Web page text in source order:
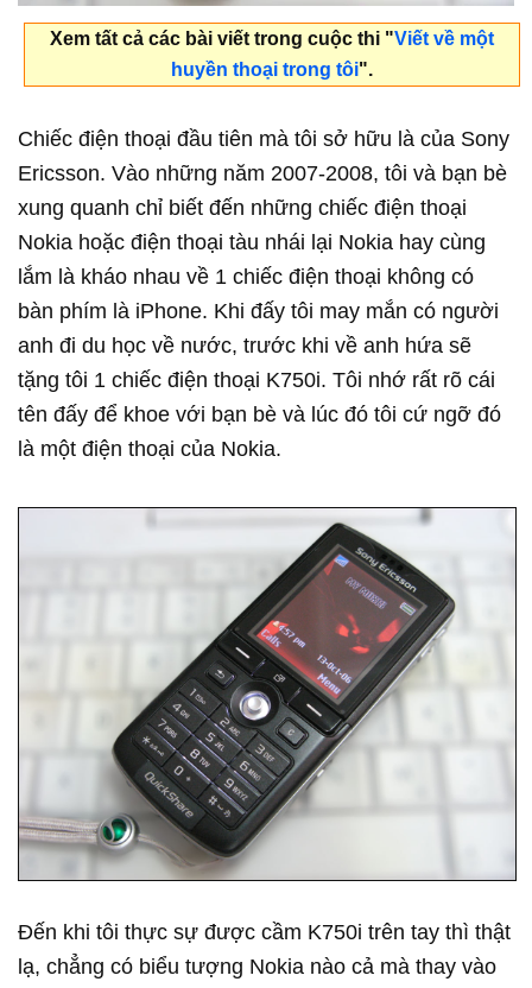
Xem tất cả các bài viết trong cuộc thi "Viết về một
huyền thoại trong tôi".
Chiếc điện thoại đầu tiên mà tôi sở hữu là của Sony
Ericsson. Vào những năm 2007-2008, tôi và bạn bè
xung quanh chỉ biết đến những chiếc điện thoại
Nokia hoặc điện thoại tàu nhái lại Nokia hay cùng
lắm là kháo nhau về 1 chiếc điện thoại không có
bàn phím là iPhone. Khi đấy tôi may mắn có người
anh đi du học về nước, trước khi về anh hứa sẽ
tặng tôi 1 chiếc điện thoại K750i. Tôi nhớ rất rõ cái
tên đấy để khoe với bạn bè và lúc đó tôi cứ ngỡ đó
là một điện thoại của Nokia.
Đến khi tôi thực sự được cầm K750i trên tay thì thật
lạ, chẳng có biểu tượng Nokia nào cả mà thay vào